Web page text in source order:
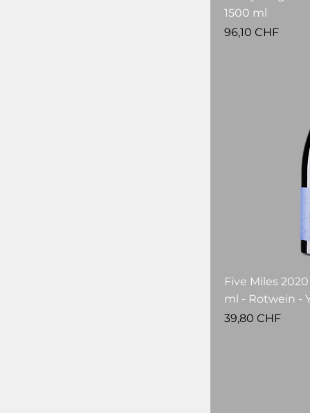
1500 ml
Prezzo
96,10 CHF
Five Miles
ml - Rotwein -
Prezzo
39,80 CHF